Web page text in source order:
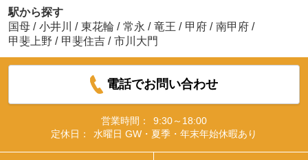
駅から探す
国母 / 小井川 / 東花輪 / 常永 / 竜王 / 甲府 / 南甲府 /
甲斐上野 / 甲斐住吉 / 市川大門
電話でお問い合わせ
営業時間：
9:30～18:00
定休日：
水曜日 GW・夏季・年末年始休暇あり